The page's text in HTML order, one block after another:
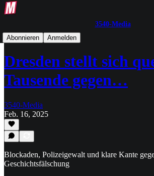
3540-Media
Abonnieren
Anmelden
Text-Post
Dresden stellt sich
Tausende gegen…
3540-Media
Feb. 16, 2025
Blockaden, Polizeigewalt und klare Kante
Geschichtsfälschung